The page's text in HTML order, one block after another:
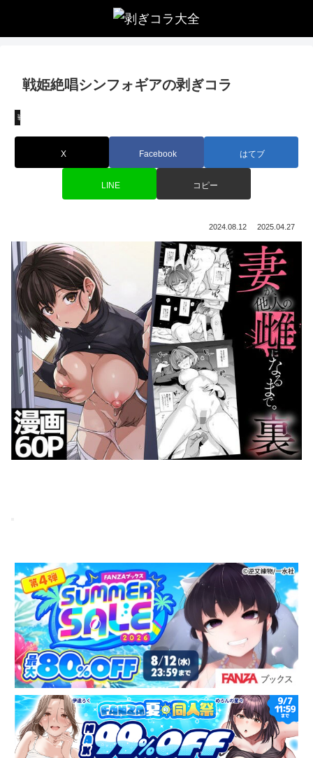
戦姫絶唱シンフォギアの剥ぎコラ
戦姫絶唱シンフォギア
X Facebook はてブ
LINE コピー
2024.08.12 2025.04.27